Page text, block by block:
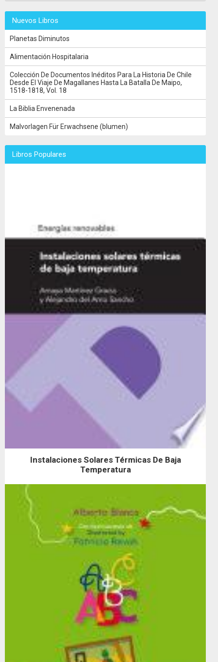
Nuevos Libros
Planetas Diminutos
Alimentación Hospitalaria
Colección De Documentos Inéditos Para La Historia De Chile
Desde El Viaje De Magallanes Hasta La Batalla De Maipo,
1518-1818, Vol. 18
La Biblia Envenenada
Malvorlagen Für Erwachsene (blumen)
Libros Populares
Instalaciones Solares Térmicas De Baja
Temperatura